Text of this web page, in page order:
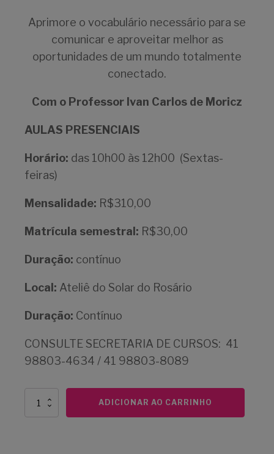
Aprimore o vocabulário necessário para se
comunicar e aproveitar melhor as
oportunidades de um mundo totalmente
conectado.
Com o Professor Ivan Carlos de Moricz
AULAS PRESENCIAIS
Horário: das 10h00 às 12h00 (Sextas-
feiras)
Mensalidade: R$310,00
Matrícula semestral: R$30,00
Duração: contínuo
Local: Ateliê do Solar do Rosário
Duração: Contínuo
CONSULTE SECRETARIA DE CURSOS: 41
98803-4634 / 41 98803-8089
Inglês
ADICIONAR AO CARRINHO